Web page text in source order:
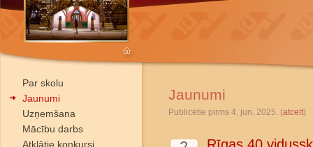
Par skolu
Jaunumi
Uzņemšana
Mācību darbs
Atklātie konkursi
Jaunumi
Publicētie pirms 4. jun. 2025. (atcelt)